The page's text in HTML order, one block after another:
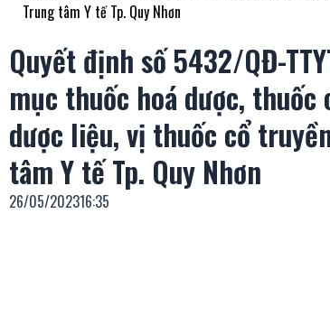
Trung tâm Y tế Tp. Quy Nhơn
Quyết định số 5432/QĐ-
mục thuốc hoá dược,
dược liệu, vị thuốc cổ
tâm Y tế Tp. Quy Nhơn
26/05/202316:35